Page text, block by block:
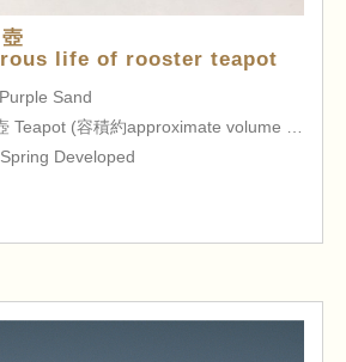
life of rooster teapot
Sand
(容積約approximate volume 220cc )
Developed